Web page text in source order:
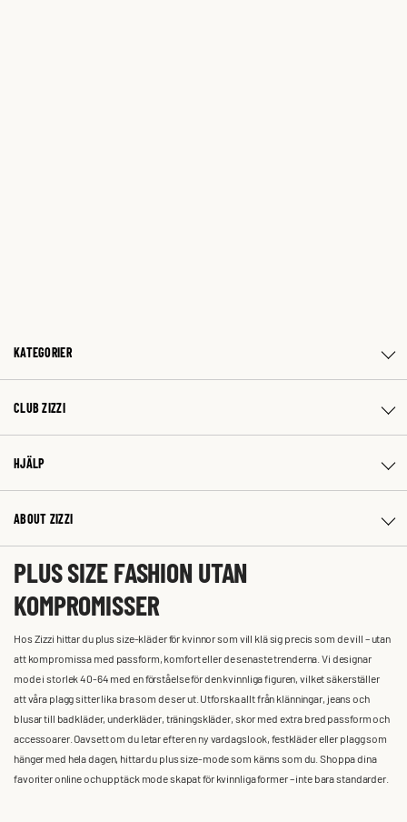
KATEGORIER
CLUB ZIZZI
HJÄLP
ABOUT ZIZZI
PLUS SIZE FASHION UTAN
KOMPROMISSER
Hos Zizzi hittar du plus size-kläder för kvinnor som vill klä sig precis som de vill – utan
att kompromissa med passform, komfort eller de senaste trenderna. Vi designar
mode i storlek 40-64 med en förståelse för den kvinnliga figuren, vilket säkerställer
att våra plagg sitter lika bra som de ser ut. Utforska allt från klänningar, jeans och
blusar till badkläder, underkläder, träningskläder, skor med extra bred passform och
accessoarer. Oavsett om du letar efter en ny vardagslook, festkläder eller plagg som
hänger med hela dagen, hittar du plus size-mode som känns som du. Shoppa dina
favoriter online och upptäck mode skapat för kvinnliga former – inte bara standarder.